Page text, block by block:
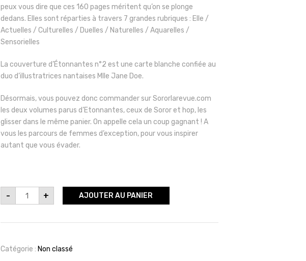
peux vous dire que ces 160 pages méritent qu’on se plonge
dedans. Elles sont réparties à travers 7 grandes rubriques : Elle /
Actuelles / Culturelles / Duelles / Naturelles / Aquarelles /
Sensorielles
La couverture d’Étonnantes n°2 est une carte blanche confiée au
duo d’illustratrices nantaises Mlle Jane Doe.
Désormais, vous pouvez donc commander sur Sororlarevue.com
les deux volumes parus d’Etonnantes, ceux de Soror et hop, les
glisser dans le même panier. On appelle cela un coup gagnant ! A
vous les parcours de femmes d’exception, pour vous inspirer
autant que vous évader.
-
quantité
Revue
+ AJOUTER AU PANIER
Catégorie : Non classé